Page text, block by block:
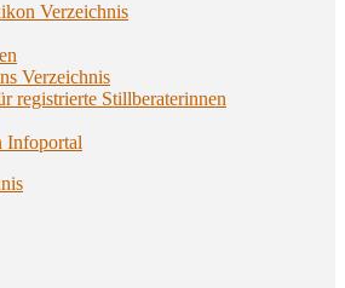
Verzeichnis
Verzeichnis
regis­trier­te Stillberaterinnen
Infoportal